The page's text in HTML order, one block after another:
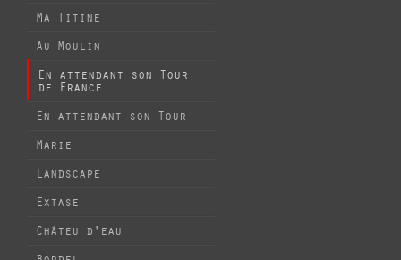
Ma Titine
Au Moulin
En attendant son Tour
de France
En attendant son Tour
Marie
Landscape
Extase
Châteu d'eau